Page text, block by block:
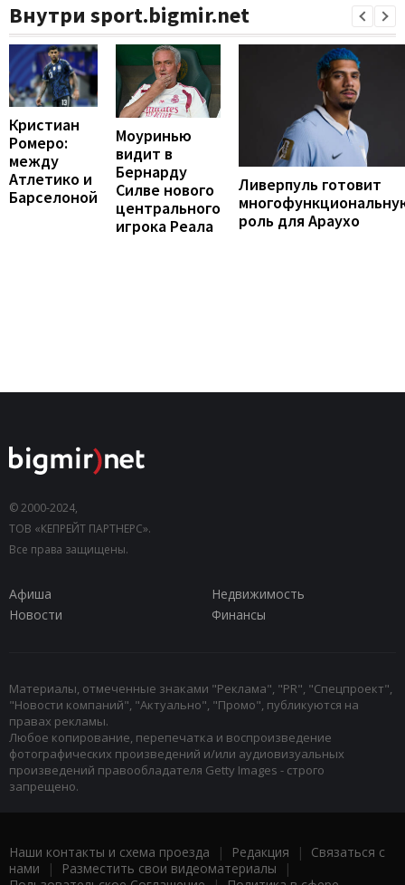
Внутри sport.bigmir.net
Кристиан
Ромеро:
между
Атлетико и
Барселоной
Моуринью
видит в
Бернарду
Силве нового
центрального
игрока Реала
Ливерпуль готовит
роль для Араухо
© 2000-2024,
ТОВ «КЕПРЕЙТ ПАРТНЕРС».
Все права защищены.
Афиша
Недвижимость
Новости
Финансы
Материалы, отмеченные знаками "Реклама", "PR", "Спецпроект",
"Новости компаний", "Актуально", "Промо", публикуются на
правах рекламы.
Любое копирование, перепечатка и воспроизведение
фотографических произведений и/или аудиовизуальных
произведений правообладателя Getty Images - строго
запрещено.
Наши контакты и схема проезда | Редакция | Связаться с
нами | Разместить свои видеоматериалы |